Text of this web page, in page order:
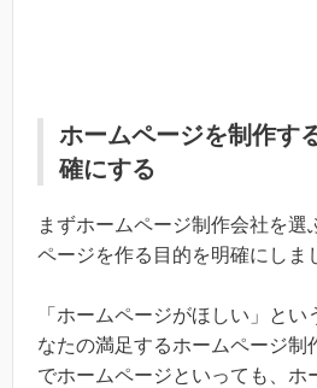
ホームページを制作す
確にする
まずホームページ制作会社を選
ページを作る目的を明確にしま
「ホームページがほしい」と
なたの満足するホームページ制
でホームページといっても、ホ